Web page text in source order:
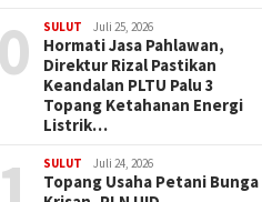
SULUT Juli 25, 2026
Hormati Jasa Pahlawan,
Direktur Rizal Pastikan
Keandalan PLTU Palu 3
Topang Ketahanan Energi
Listrik…
SULUT Juli 24, 2026
Topang Usaha Petani Bunga